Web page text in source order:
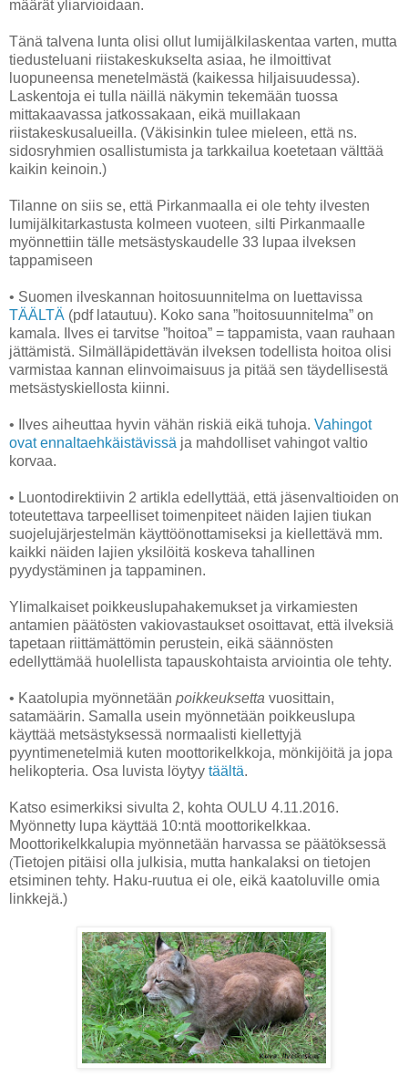
määrät yliarvioidaan.
Tänä talvena lunta olisi ollut lumijälkilaskentaa varten, mutta
tiedusteluani riistakeskukselta asiaa, he ilmoittivat
luopuneensa menetelmästä (kaikessa hiljaisuudessa).
Laskentoja ei tulla näillä näkymin tekemään tuossa
mittakaavassa jatkossakaan, eikä muillakaan
riistakeskusalueilla. (Väkisinkin tulee mieleen, että ns.
sidosryhmien osallistumista ja tarkkailua koetetaan välttää
kaikin keinoin.)
Tilanne on siis se, että Pirkanmaalla ei ole tehty ilvesten
lumijälkitarkastusta kolmeen vuoteen, silti Pirkanmaalle
myönnettiin tälle metsästyskaudelle 33 lupaa ilveksen
tappamiseen
• Suomen ilveskannan hoitosuunnitelma on luettavissa
TÄÄLTÄ (pdf latautuu). Koko sana ”hoitosuunnitelma” on
kamala. Ilves ei tarvitse ”hoitoa” = tappamista, vaan rauhaan
jättämistä. Silmälläpidettävän ilveksen todellista hoitoa olisi
varmistaa kannan elinvoimaisuus ja pitää sen täydellisestä
metsästyskiellosta kiinni.
• Ilves aiheuttaa hyvin vähän riskiä eikä tuhoja. Vahingot
ovat ennaltaehkäistävissä ja mahdolliset vahingot valtio
korvaa.
• Luontodirektiivin 2 artikla edellyttää, että jäsenvaltioiden on
toteutettava tarpeelliset toimenpiteet näiden lajien tiukan
suojelujärjestelmän käyttöönottamiseksi ja kiellettävä mm.
kaikki näiden lajien yksilöitä koskeva tahallinen
pyydystäminen ja tappaminen.
Ylimalkaiset poikkeuslupahakemukset ja virkamiesten
antamien päätösten vakiovastaukset osoittavat, että ilveksiä
tapetaan riittämättömin perustein, eikä säännösten
edellyttämää huolellista tapauskohtaista arviointia ole tehty.
• Kaatolupia myönnetään poikkeuksetta vuosittain,
satamäärin. Samalla usein myönnetään poikkeuslupa
käyttää metsästyksessä normaalisti kiellettyjä
pyyntimenetelmiä kuten moottorikelkkoja, mönkijöitä ja jopa
helikopteria. Osa luvista löytyy täältä.
Katso esimerkiksi sivulta 2, kohta OULU 4.11.2016.
Myönnetty lupa käyttää 10:ntä moottorikelkkaa.
Moottorikelkkalupia myönnetään harvassa se päätöksessä
(Tietojen pitäisi olla julkisia, mutta hankalaksi on tietojen
etsiminen tehty. Haku-ruutua ei ole, eikä kaatoluville omia
linkkejä.)